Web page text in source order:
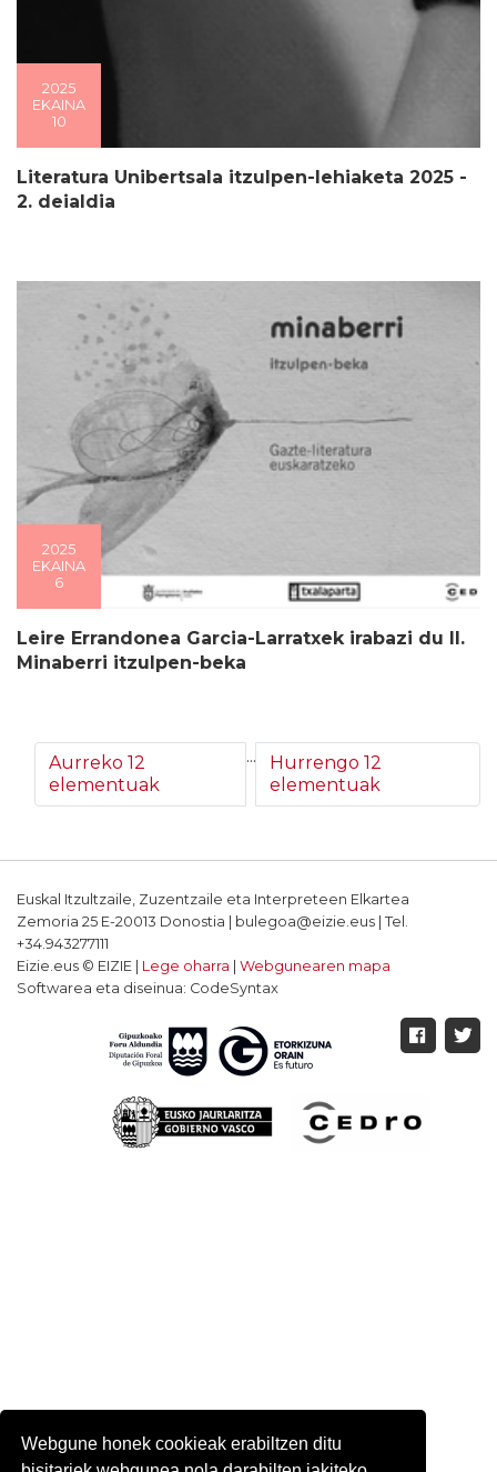
Webgune honek cookieak erabiltzen ditu
2025
EKAINA
10
Literatura Unibertsala itzulpen-lehiaketa 2025 -
2. deialdia
2025
EKAINA
6
Leire Errandonea Garcia-Larratxek irabazi du II.
Minaberri itzulpen-beka
Aurreko 12
elementuak
...
Hurrengo 12
elementuak
Euskal Itzultzaile, Zuzentzaile eta Interpreteen Elkartea
Zemoria 25 E-20013 Donostia | bulegoa@eizie.eus | Tel.
+34.943277111
Eizie.eus © EIZIE | Lege oharra
Webgunearen mapa
Softwarea eta diseinua: CodeSyntax